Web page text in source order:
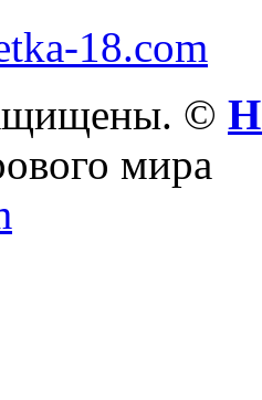
18.com
©
мира